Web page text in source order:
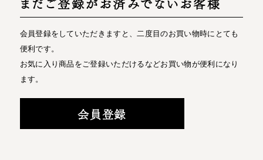
まだご登録がお済みでないお客様
会員登録をしていただきますと、二度目のお買い物時にとても
便利です。
お気に入り商品をご登録いただけるなどお買い物が便利になり
ます。
会員登録